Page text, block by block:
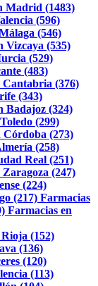
Madrid (1483)
(596)
(546)
Vizcaya (535)
(529)
(483)
Cantabria (376)
(343)
Badajoz (324)
(299)
Córdoba (273)
(258)
Real (251)
(247)
(224)
(217) Farmacias
Farmacias en
(152)
(136)
(120)
(113)